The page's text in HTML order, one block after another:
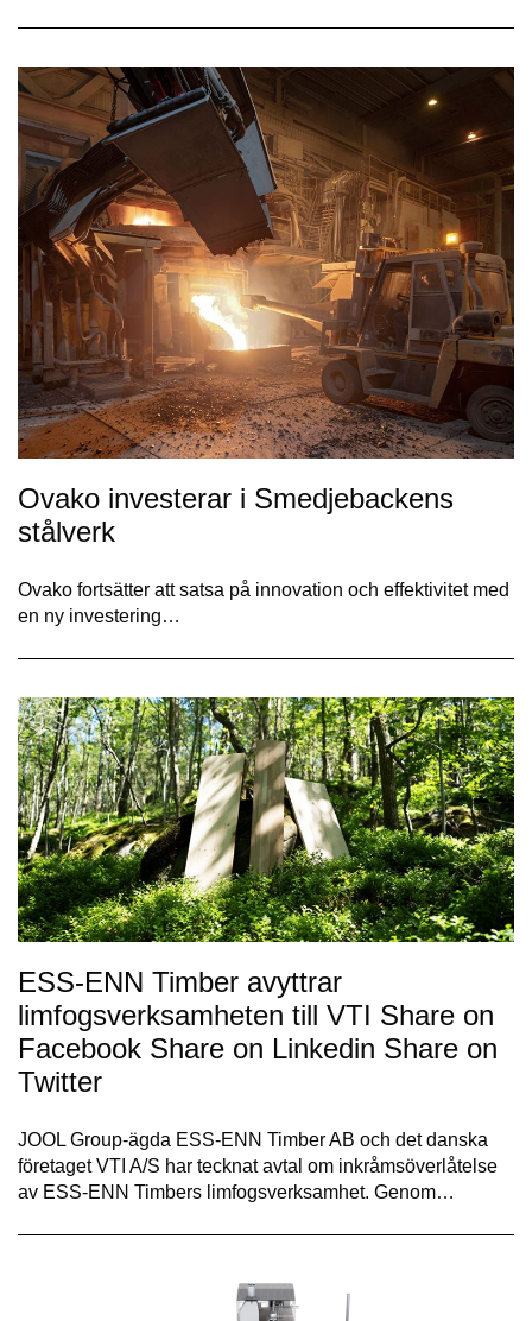
Ovako investerar i Smedjebackens
stålverk
Ovako fortsätter att satsa på innovation och effektivitet med
en ny investering…
ESS-ENN Timber avyttrar
limfogsverksamheten till VTI Share on
Facebook Share on Linkedin Share on
Twitter
JOOL Group-ägda ESS-ENN Timber AB och det danska
företaget VTI A/S har tecknat avtal om inkråmsöverlåtelse
av ESS-ENN Timbers limfogsverksamhet. Genom…